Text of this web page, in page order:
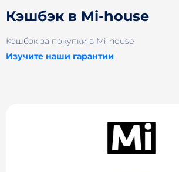
Кэшбэк в Mi-house
Кэшбэк за покупки в Mi-house
Изучите наши гарантии